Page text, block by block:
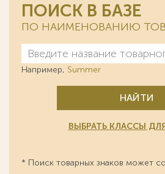
ПОИСК В БАЗЕ
ПО НАИМЕНОВАНИЮ
Например, Summer
НАЙТИ
ВЫБРАТЬ КЛАССЫ
* Поиск товарных знаков может